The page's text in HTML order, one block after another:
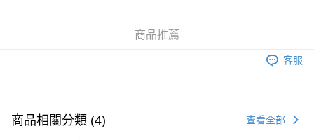
(澳門門市) 只顯示可選門市。確認發貨後2-5個工作天到店，3天內
商品推薦
客服
商品相關分類 (4) 查看全部